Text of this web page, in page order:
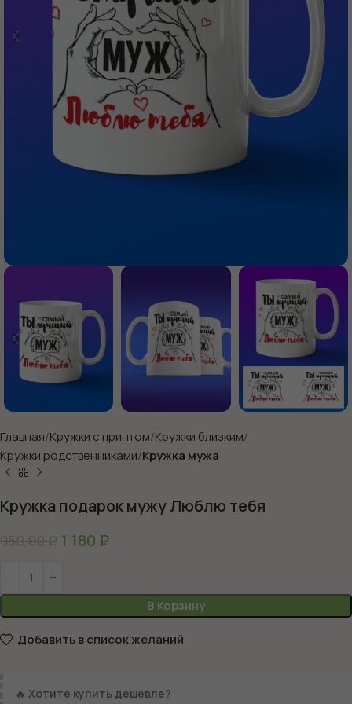
Главная Кружки с принтом Кружки близким
Кружки родственниками Кружка мужа
Кружка подарок мужу Люблю тебя
950,00₽ 1 180 ₽
В Корзину
Добавить в список желаний
🔥 Хотите купить дешевле?